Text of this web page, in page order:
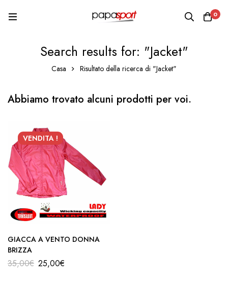
0
Search results for: "Jacket"
Casa Risultato della ricerca di "Jacket"
Abbiamo trovato alcuni prodotti per voi.
VENDITA !
GIACCA A VENTO DONNA
BRIZZA
35,00€ 25,00€